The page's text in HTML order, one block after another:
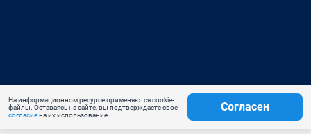
На информационном ресурсе применяются cookie-
файлы. Оставаясь на сайте, вы подтверждаете свое
согласиена их использование.
Согласен